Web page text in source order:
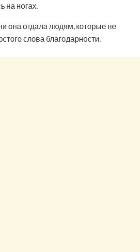
на ногах.
она отдала людям, которые не
слова благодарности.